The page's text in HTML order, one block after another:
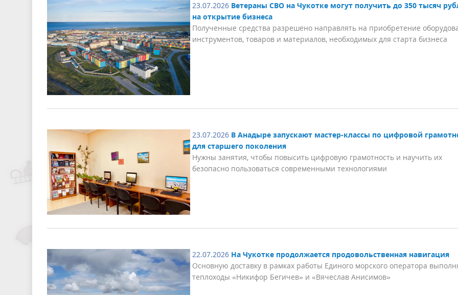
23.07.2026 Ветераны СВО на Чукотке могут получить до 350 тысяч
на открытие бизнеса
Полученные средства разрешено направлять на приобретение
инструментов, товаров и материалов, необходимых для старта бизнеса
23.07.2026 В Анадыре запускают мастер-классы по цифровой
для старшего поколения
Нужны занятия, чтобы повысить цифровую грамотность и научить их
безопасно пользоваться современными технологиями
22.07.2026 На Чукотке продолжается продовольственная навигация
Основную доставку в рамках работы Единого морского оператора
теплоходы «Никифор Бегичев» и «Вячеслав Анисимов»